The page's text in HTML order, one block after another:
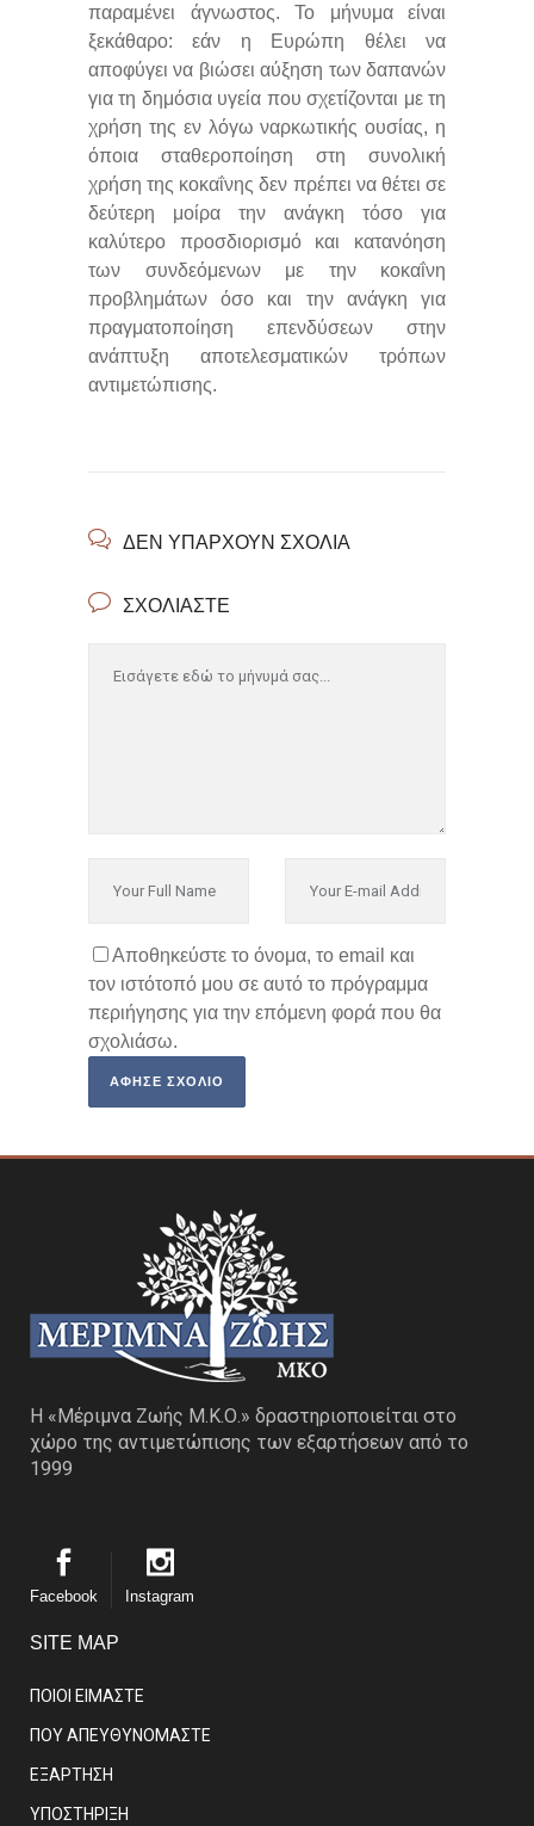
παραμένει άγνωστος. Το μήνυμα είναι
ξεκάθαρο: εάν η Ευρώπη θέλει να
αποφύγει να βιώσει αύξηση των δαπανών
για τη δημόσια υγεία που σχετίζονται με τη
χρήση της εν λόγω ναρκωτικής ουσίας, η
όποια σταθεροποίηση στη συνολική
χρήση της κοκαΐνης δεν πρέπει να θέτει σε
δεύτερη μοίρα την ανάγκη τόσο για
καλύτερο προσδιορισμό και κατανόηση
των συνδεόμενων με την κοκαΐνη
προβλημάτων όσο και την ανάγκη για
πραγματοποίηση επενδύσεων στην
ανάπτυξη αποτελεσματικών τρόπων
αντιμετώπισης.
ΔΕΝ ΥΠΆΡΧΟΥΝ ΣΧΌΛΙΑ
ΣΧΟΛΙΆΣΤΕ
Αποθηκεύστε το όνομα, το email και
τον ιστότοπό μου σε αυτό το πρόγραμμα
περιήγησης για την επόμενη φορά που θα
σχολιάσω.
Η «Μέριμνα Ζωής Μ.Κ.Ο.» δραστηριοποιείται στο
χώρο της αντιμετώπισης των εξαρτήσεων από το
1999
Facebook Instagram
SITE MAP
ΠΟΙΟΙ ΕΙΜΑΣΤE
ΠΟΥ ΑΠΕΥΘΥΝΟΜΑΣΤΕ
ΕΞΑΡΤΗΣΗ
ΥΠΟΣΤΗΡΙΞΗ